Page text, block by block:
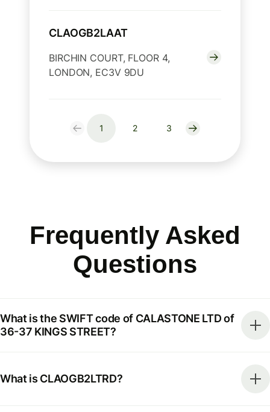
CLAOGB2LAAT
BIRCHIN COURT, FLOOR 4,
LONDON, EC3V 9DU
1 2 3
Frequently Asked
Questions
What is the SWIFT code of CALASTONE LTD of
36-37 KINGS STREET?
What is CLAOGB2LTRD?